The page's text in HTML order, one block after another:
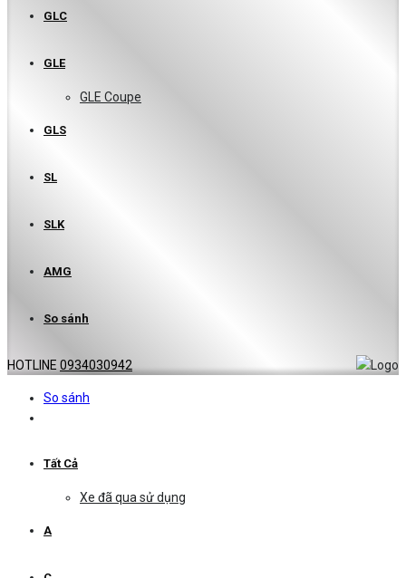
GLC
GLE
GLE Coupe
GLS
SL
SLK
AMG
So sánh
HOTLINE 0934030942
So sánh
Tất Cả
Xe đã qua sử dụng
A